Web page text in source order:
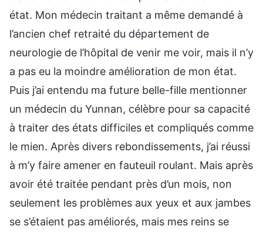
état. Mon médecin traitant a même demandé à
l’ancien chef retraité du département de
neurologie de l’hôpital de venir me voir, mais il n’y
a pas eu la moindre amélioration de mon état.
Puis j’ai entendu ma future belle-fille mentionner
un médecin du Yunnan, célèbre pour sa capacité
à traiter des états difficiles et compliqués comme
le mien. Après divers rebondissements, j’ai réussi
à m’y faire amener en fauteuil roulant. Mais après
avoir été traitée pendant près d’un mois, non
seulement les problèmes aux yeux et aux jambes
se s’étaient pas améliorés, mais mes reins se